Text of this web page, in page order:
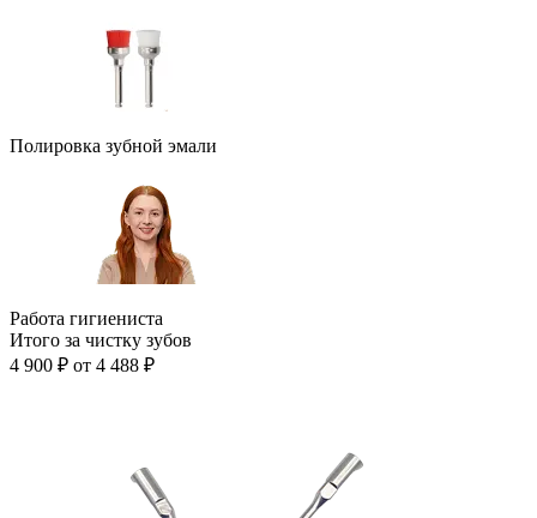
Полировка зубной эмали
Работа гигиениста
Итого за чистку зубов
4 900 ₽ от 4 488 ₽